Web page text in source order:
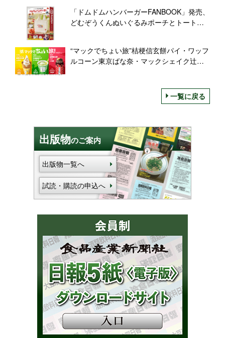
「ドムドムハンバーガーFANBOOK」発売、
どむぞうくんぬいぐるみポーチとトートバ
“マックでちょい旅”桔梗信玄餅パイ・ワッフ
ルコーン東京ばな奈・マックシェイク辻利
一覧に戻る
出版物のご案内
出版物一覧へ
試読・購読の申込へ